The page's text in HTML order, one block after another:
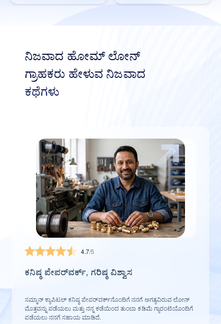
ನಿಜವಾದ ಹೋಮ್ ಲೋನ್
ಗ್ರಾಹಕರು ಹೇಳುವ ನಿಜವಾದ
ಕಥೆಗಳು
4.7/5
ಕನಿಷ್ಠ ಪೇಪರ್‌ವರ್ಕ್, ಗರಿಷ್ಠ ವಿಶ್ವಾಸ
ಸಮ್ಮಾನ್ ಕ್ಯಾಪಿಟಲ್ ಕನಿಷ್ಠ ಪೇಪರ್‌ವರ್ಕ್‌ನೊಂದಿಗೆ ನನಗೆ ಅಗತ್ಯವಿರುವ ಲೋನ್
ಮೊತ್ತವನ್ನು ಪಡೆಯಲು ಮತ್ತು ನನ್ನ ಕಡೆಯಿಂದ ತುಂಬಾ ಕಡಿಮೆ ಗ್ಯಾರಂಟಿಯೊಂದಿಗೆ
ಪಡೆಯಲು ನನಗೆ ಸಹಾಯ ಮಾಡಿದೆ.